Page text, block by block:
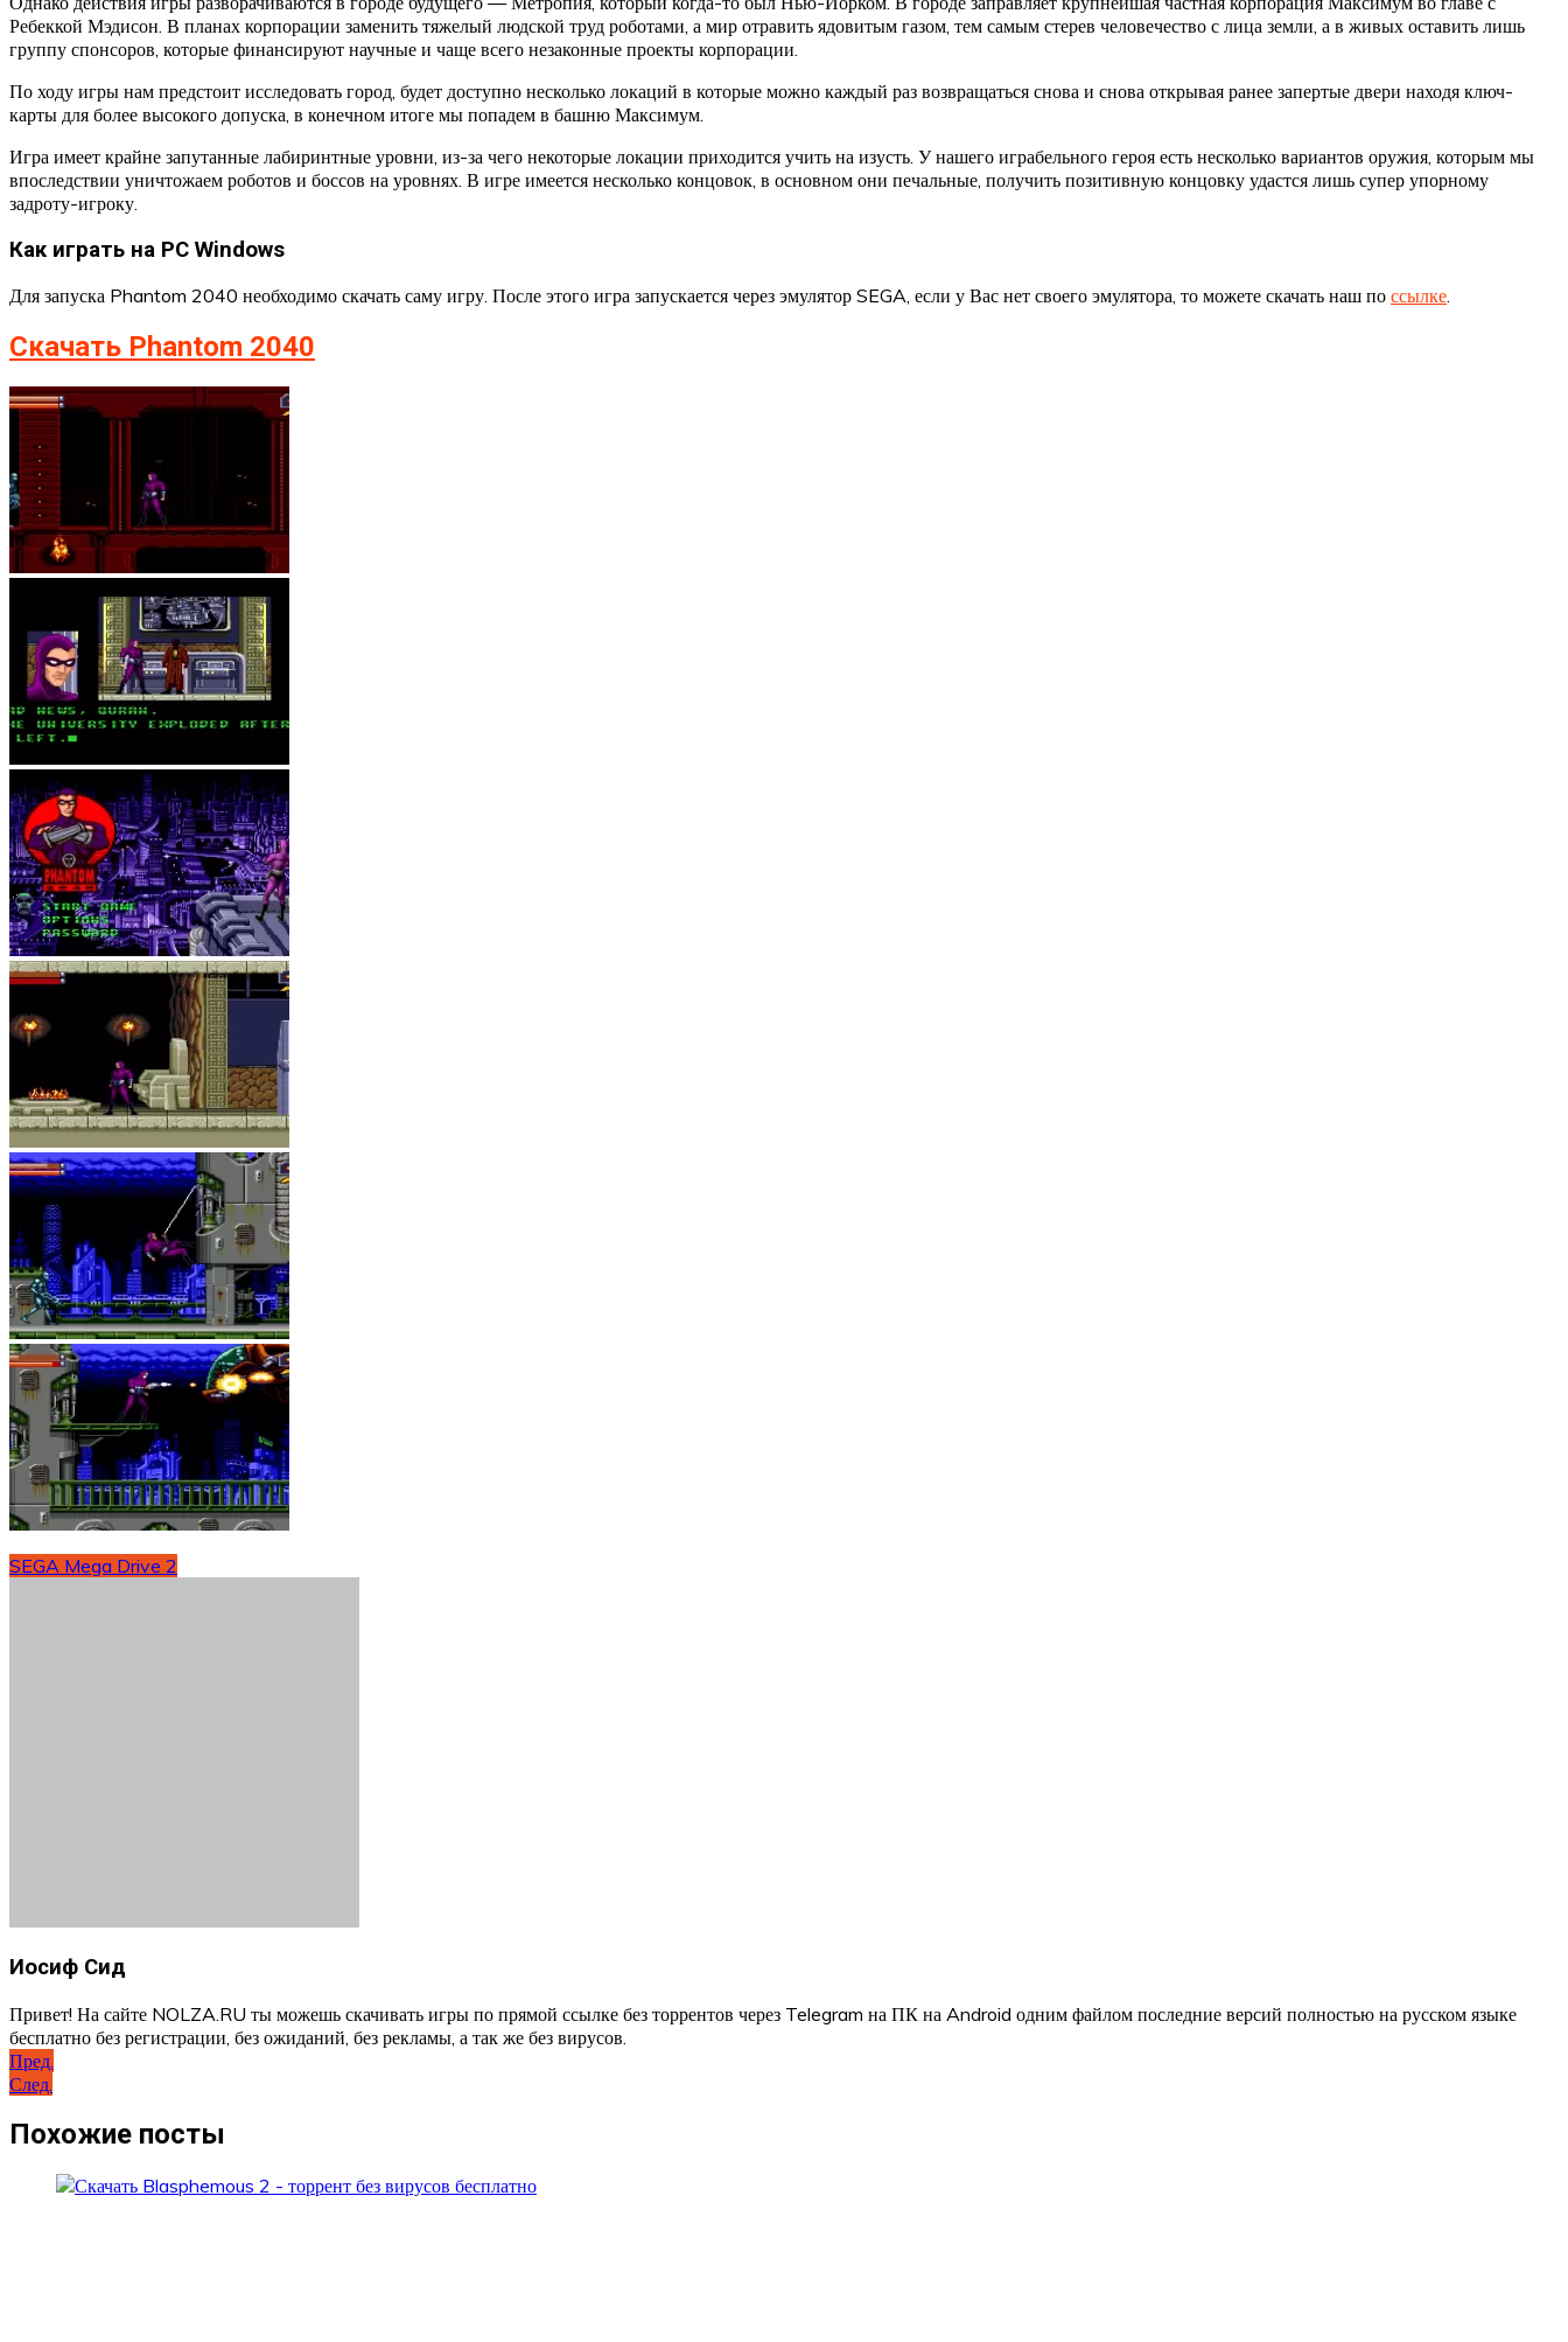
Ребеккой Мэдисон. В планах корпорации заменить тяжелый людской труд роботами, а мир отравить ядовитым газом, тем самым стерев человечество с лица земли, а в живых оставить лишь
группу спонсоров, которые финансируют научные и чаще всего незаконные проекты корпорации.
По ходу игры нам предстоит исследовать город, будет доступно несколько локаций в которые можно каждый раз возвращаться снова и снова открывая ранее запертые двери находя ключ-
карты для более высокого допуска, в конечном итоге мы попадем в башню Максимум.
Игра имеет крайне запутанные лабиринтные уровни, из-за чего некоторые локации приходится учить на изусть. У нашего играбельного героя есть несколько вариантов оружия, которым мы
впоследствии уничтожаем роботов и боссов на уровнях. В игре имеется несколько концовок, в основном они печальные, получить позитивную концовку удастся лишь супер упорному
задроту-игроку.
Как играть на PC Windows
Для запуска Phantom 2040 необходимо скачать саму игру. После этого игра запускается через эмулятор SEGA, если у Вас нет своего эмулятора, то можете скачать наш по ссылке.
Скачать Phantom 2040
SEGA Mega Drive 2
Иосиф Сид
Привет! На сайте NOLZA.RU ты можешь скачивать игры по прямой ссылке без торрентов через Telegram на ПК на Android одним файлом последние версий полностью на русском языке
бесплатно без регистрации, без ожиданий, без рекламы, а так же без вирусов.
Навигация
по
записям
Пред.
След.
Похожие посты